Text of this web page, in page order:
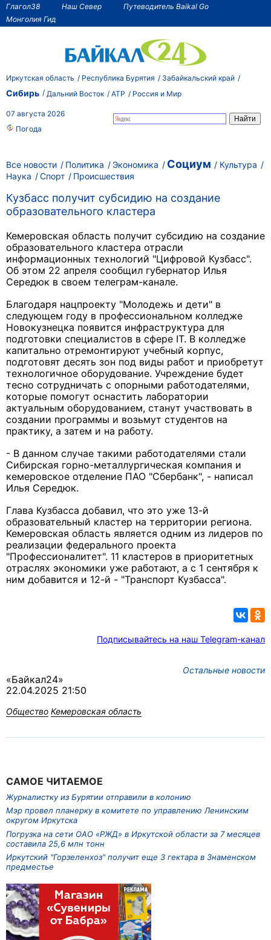
Глагол38 Наш Север
Путеводитель Baikal Go
Монголия Гид
Иркутская область Республика Бурятия Забайкальский край
Сибирь Дальний Восток АТР Россия и Мир
07 августа 2026
Погода
Все новости Политика Экономика Социум
Культура
Наука
Спорт Происшествия
Кузбасс получит субсидию на создание
образовательного кластера
Кемеровская область получит субсидию на создание
образовательного кластера отрасли
информационных технологий "Цифровой Кузбасс".
Об этом 22 апреля сообщил губернатор Илья
Середюк в своем телеграм-канале.
Благодаря нацпроекту "Молодежь и дети" в
следующем году в профессиональном колледже
Новокузнецка появится инфраструктура для
подготовки специалистов в сфере IT. В колледже
капитально отремонтируют учебный корпус,
подготовят десять зон под виды работ и приобретут
технологичное оборудование. Учреждение будет
тесно сотрудничать с опорными работодателями,
которые помогут оснастить лаборатории
актуальным оборудованием, станут участвовать в
создании программы и возьмут студентов на
практику, а затем и на работу.
- В данном случае такими работодателями стали
Сибирская горно-металлургическая компания и
кемеровское отделение ПАО "Сбербанк", - написал
Илья Середюк.
Глава Кузбасса добавил, что это уже 13-й
образовательный кластер на территории региона.
Кемеровская область является одним из лидеров по
реализации федерального проекта
"Профессионалитет". 11 кластеров в приоритетных
отраслях экономики уже работают, а с 1 сентября к
ним добавится и 12-й - "Транспорт Кузбасса".
Подписывайтесь на наш Telegram-канал
Остальные новости
«Байкал24»
22.04.2025 21:50
Общество Кемеровская область
САМОЕ ЧИТАЕМОЕ
Журналистку из Бурятии отправили в колонию
Мэр провел планерку в комитете по управлению Ленинским
округом Иркутска
Погрузка на сети ОАО «РЖД» в Иркутской области за 7 месяцев
составила 25,6 млн тонн
Иркутский "Горзеленхоз" получит еще 3 гектара в Знаменском
предместье